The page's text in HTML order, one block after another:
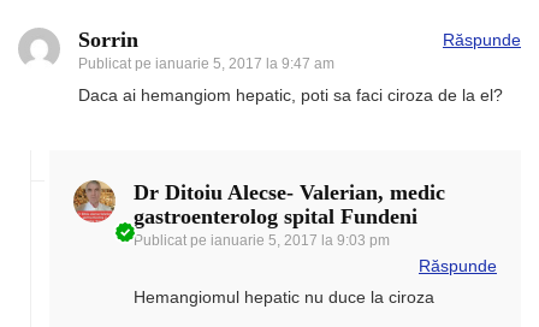
Sorrin
Publicat pe ianuarie 5, 2017 la 9:47 am
Răspunde
Daca ai hemangiom hepatic, poti sa faci ciroza de la el?
Dr Ditoiu Alecse- Valerian, medic
gastroenterolog spital Fundeni
Publicat pe ianuarie 5, 2017 la 9:03 pm
Răspunde
Hemangiomul hepatic nu duce la ciroza